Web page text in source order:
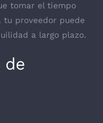
tomar el tiempo
tu proveedor puede
a largo plazo.
de